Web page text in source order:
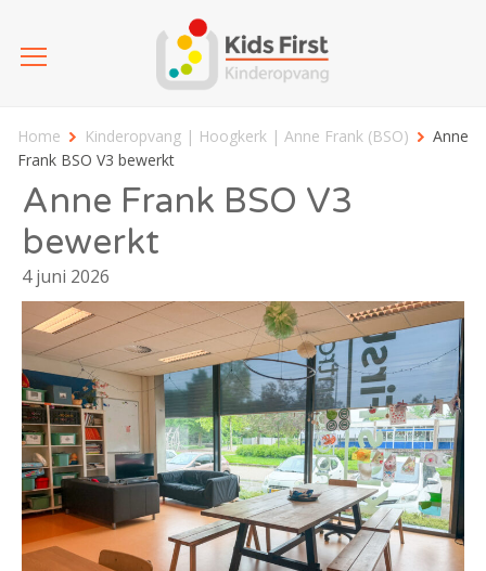
Home Kinderopvang | Hoogkerk | Anne Frank (BSO)
Anne
Frank BSO V3 bewerkt
Anne Frank BSO V3
bewerkt
4 juni 2026